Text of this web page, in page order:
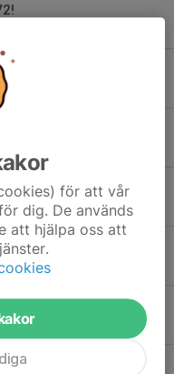
FTA
entre
år 2024
genom Solidsport
för att vår
dig. De används
att hjälpa oss att